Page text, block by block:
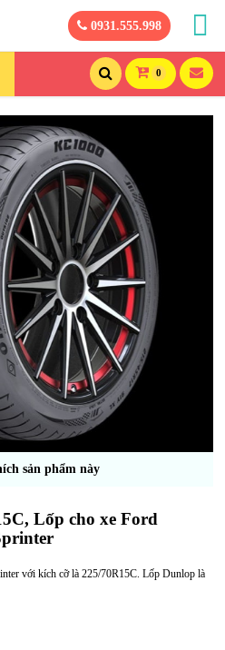
0931.555.998
0
sản phẩm này
Lốp cho xe Ford
với kích cỡ là 225/70R15C. Lốp Dunlop là